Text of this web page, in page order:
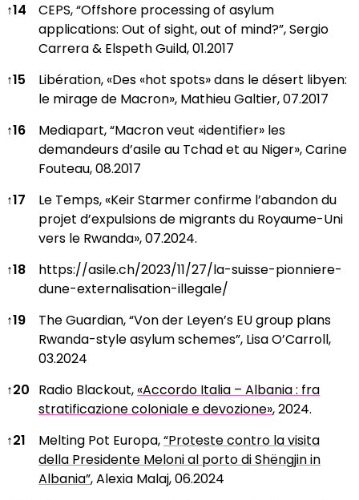
↑14
CEPS, “Offshore processing of asylum
applications: Out of sight, out of mind?”, Sergio
Carrera & Elspeth Guild, 01.2017
↑15
Libération, «Des «hot spots» dans le désert libyen:
le mirage de Macron», Mathieu Galtier, 07.2017
↑16
Mediapart, “Macron veut «identifier» les
demandeurs d’asile au Tchad et au Niger», Carine
Fouteau, 08.2017
↑17
Le Temps, «Keir Starmer confirme l’abandon du
projet d’expulsions de migrants du Royaume-Uni
vers le Rwanda», 07.2024.
↑18
https://asile.ch/2023/11/27/la-suisse-pionniere-
dune-externalisation-illegale/
↑19
The Guardian, “Von der Leyen’s EU group plans
Rwanda-style asylum schemes”, Lisa O’Carroll,
03.2024
↑20 Radio Blackout, «Accordo Italia – Albania : fra
stratificazione coloniale e devozione», 2024.
↑21 Melting Pot Europa,“Proteste contro la visita
della Presidente Meloni al porto di Shëngjin in
Albania”, Alexia Malaj, 06.2024